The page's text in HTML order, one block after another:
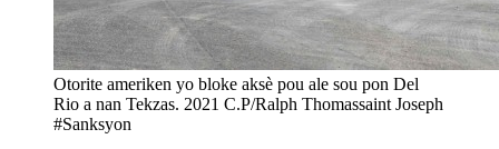
Otorite ameriken yo bloke aksè pou ale sou pon Del
Rio a nan Tekzas. 2021 C.P/Ralph Thomassaint Joseph
#Sanksyon